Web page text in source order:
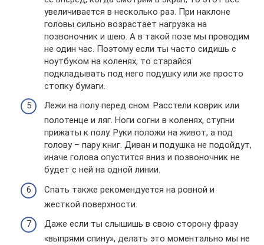
увеличивается в несколько раз. При наклоне
головы сильно возрастает нагрузка на
позвоночник и шею. А в такой позе мы проводим
не один час. Поэтому если ты часто сидишь с
ноутбуком на коленях, то старайся
подкладывать под него подушку или же просто
стопку бумаги.
Лежи на полу перед сном. Расстели коврик или
полотенце и ляг. Ноги согни в коленях, ступни
прижаты к полу. Руки положи на живот, а под
голову – пару книг. Диван и подушка не подойдут,
иначе голова опустится вниз и позвоночник не
будет с ней на одной линии.
Спать также рекомендуется на ровной и
жесткой поверхности.
Даже если ты слышишь в свою сторону фразу
«выпрями спину», делать это моментально мы не